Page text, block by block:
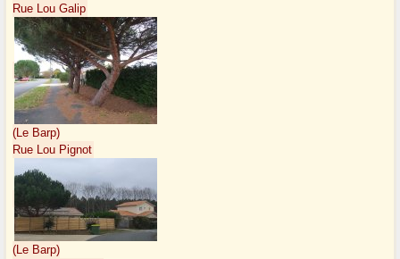
Rue Lou Galip
(Le Barp)
Rue Lou Pignot
(Le Barp)